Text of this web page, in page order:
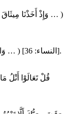
( وَاعْبُدُوا اللَّهَ وَلَا تُشْرِكُوا بِهِ شَيْئًا وَبِالْوَالِدَيْنِ إِحْسَانًا … ) [النساء: 36].